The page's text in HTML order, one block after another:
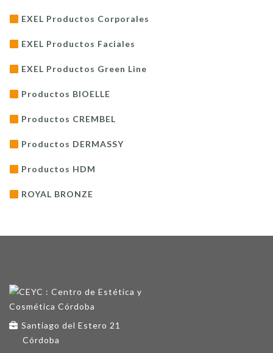
EXEL Productos Corporales
EXEL Productos Faciales
EXEL Productos Green Line
Productos BIOELLE
Productos CREMBEL
Productos DERMASSY
Productos HDM
ROYAL BRONZE
Santiago del Estero 21
Córdoba